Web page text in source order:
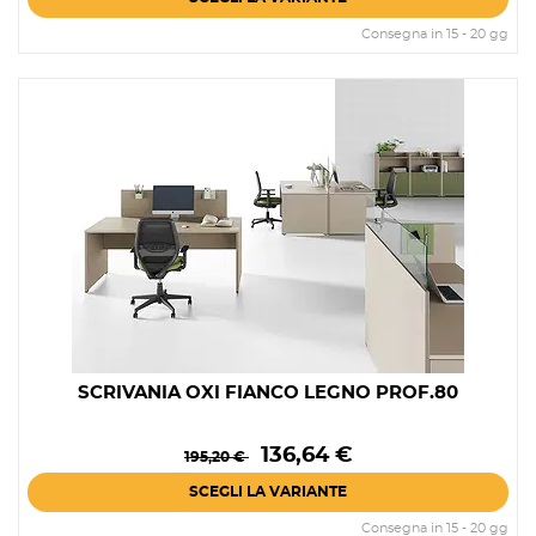
Consegna in 15 - 20 gg
SCRIVANIA OXI FIANCO LEGNO PROF.80
Prezzo
Prezzo
base
195,20 € 136,64 €
SCEGLI LA VARIANTE
Consegna in 15 - 20 gg